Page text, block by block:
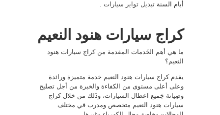
أيام السنة تبديل تواير سيارات .
كراج سيارات هنود النعيم
ما هي أهم الخَدمات المقدمة من كراج سيارات هنود
النعيم؟
يقدم كراج سيارات هنود النعيم خدمة متميزة ورائدة
وعلى أعلى مستوى من الكفاءة والخبرة من أجل تصليح
وصِيانة جَميع اعطال السيارات، وذَلك من خلال كراج
سيارات هنود النعيم متخصص ومدرب في مختلف